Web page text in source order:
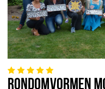
RONDOMVORMEN